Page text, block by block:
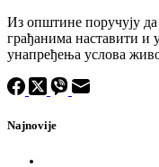
Из општине поручују да
грађанима наставити и
унапређења услова
Najnovije